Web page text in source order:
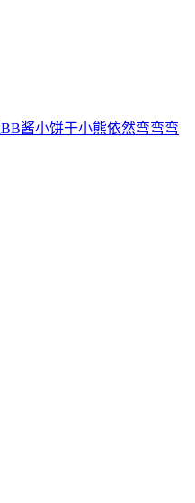
BB酱小饼干小熊依然弯弯弯